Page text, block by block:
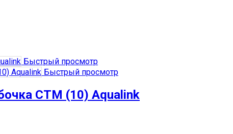
Быстрый просмотр
Быстрый просмотр
СТМ (10) Aqualink